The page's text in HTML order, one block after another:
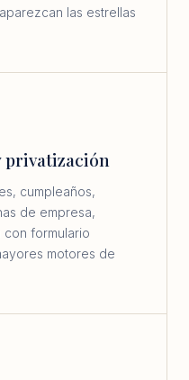
las estrellas
privatización
cumpleaños,
de empresa,
formulario
motores de